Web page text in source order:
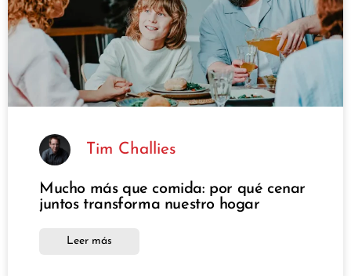
Tim Challies
Mucho más que comida: por qué cenar
juntos transforma nuestro hogar
Leer más